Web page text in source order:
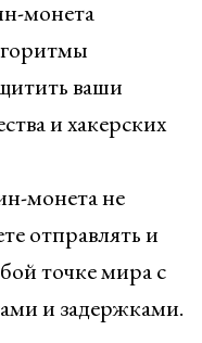
монета
ваши
и хакерских
монета не
отправлять и
точке мира с
и задержками.